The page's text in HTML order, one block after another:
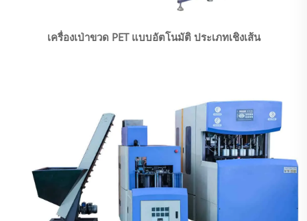
เครื่องเป่าขวด PET แบบอัตโนมัติ ประเภทเชิงเส้น